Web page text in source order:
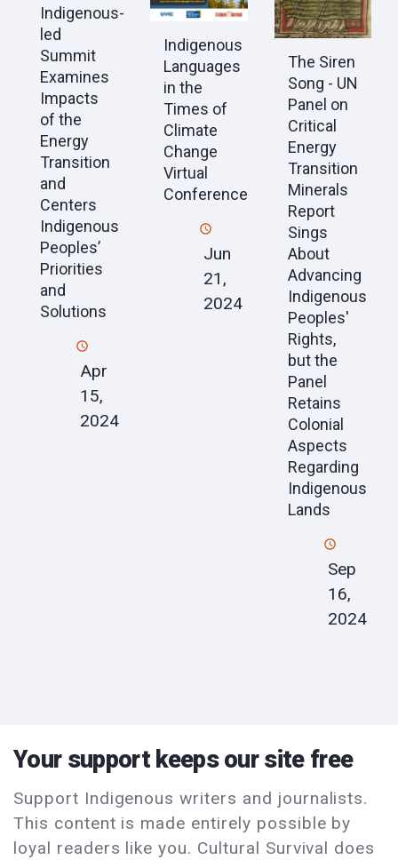
Indigenous-
led
Summit
Examines
Impacts
of the
Energy
Transition
and
Centers
Indigenous
Peoples’
Priorities
and
Solutions
Apr
15,
2024
Indigenous
Languages
in the
Times of
Climate
Change
Virtual
Conference
Jun
21,
2024
The Siren
Song - UN
Panel on
Critical
Energy
Transition
Minerals
Report
Sings
About
Advancing
Indigenous
Peoples'
Rights,
but the
Panel
Retains
Colonial
Aspects
Regarding
Indigenous
Lands
Sep
16,
2024
Your support keeps our site free
Support Indigenous writers and journalists.
This content is made entirely possible by
loyal readers like you. Cultural Survival does